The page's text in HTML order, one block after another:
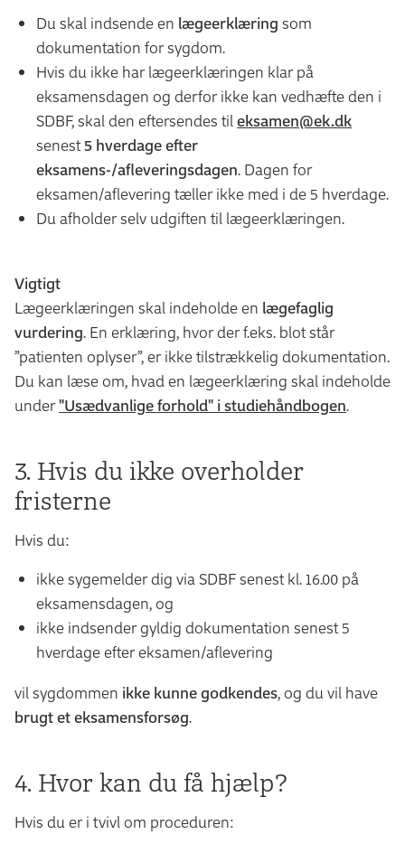
Du skal indsende en lægeerklæring som
dokumentation for sygdom.
Hvis du ikke har lægeerklæringen klar på
eksamensdagen og derfor ikke kan vedhæfte den i
SDBF, skal den eftersendes til eksamen@ek.dk
senest5 hverdage efter
eksamens-/afleveringsdagen. Dagen for
eksamen/aflevering tæller ikke med i de 5 hverdage.
Du afholder selv udgiften til lægeerklæringen.
Vigtigt
Lægeerklæringen skal indeholde en lægefaglig
vurdering. En erklæring, hvor der f.eks. blot står
”patienten oplyser”, er ikke tilstrækkelig dokumentation.
Du kan læse om, hvad en lægeerklæring skal indeholde
under"Usædvanlige forhold" i studiehåndbogen.
3. Hvis du ikke overholder
fristerne
Hvis du:
ikke sygemelder dig via SDBF senest kl. 16.00 på
eksamensdagen, og
ikke indsender gyldig dokumentation senest 5
hverdage efter eksamen/aflevering
vil sygdommen ikke kunne godkendes, og du vil have
brugt et eksamensforsøg.
4. Hvor kan du få hjælp?
Hvis du er i tvivl om proceduren: